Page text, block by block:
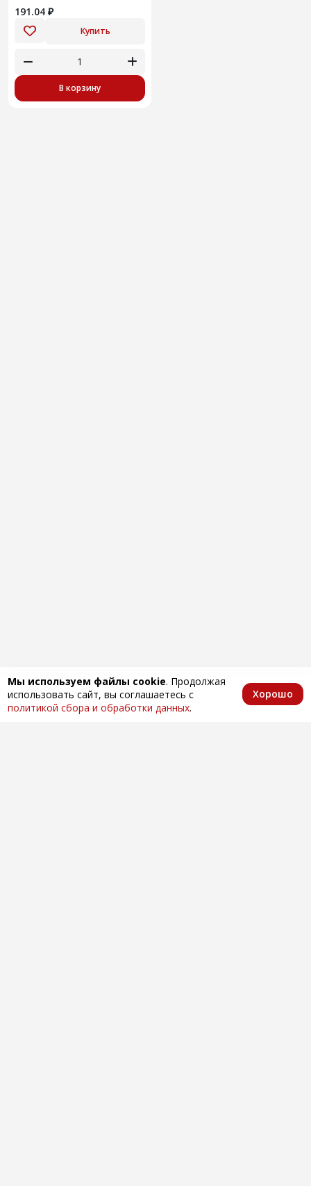
191.04 ₽
Купить
В корзину
Мы используем файлы cookie. Продолжая
использовать сайт, вы соглашаетесь с
политикой сбора и обработки данных.
Хорошо
Главная КаталогИзбранноеКорзина Аккаунт